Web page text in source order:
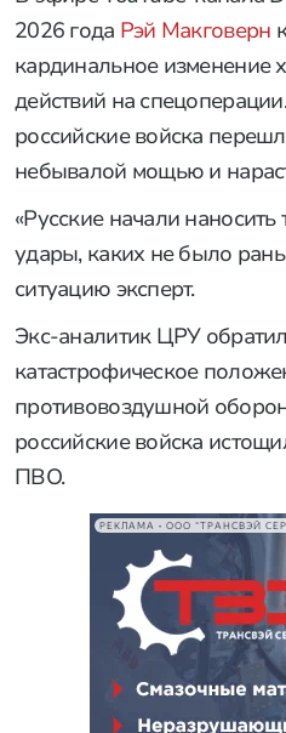
2026 года Рэй Макговерн
кардинальное изменение
действий на
российские войска
небывалой мощью и
«Русские начали
удары, каких не было
ситуацию эксперт.
Экс-аналитик ЦРУ
катастрофическое
противовоздушной
российские войска
ПВО.